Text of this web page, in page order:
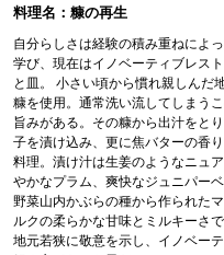
料理名：糠の再生
自分らしさは経験の積み重ねによ
学び、現在はイノベーティブレス
と皿。 小さい頃から慣れ親しんだ
糠を使用。通常洗い流してしまう
旨みがある。その糠から出汁をと
子を漬け込み、更に焦バターの香
料理。漬け汁は生姜のようなニュ
やかなプラム、爽快なジュニパー
野菜山内かぶらの種から作られた
ルクの柔らかな甘味とミルキーさ
地元若狭に敬意を示し、イノベー